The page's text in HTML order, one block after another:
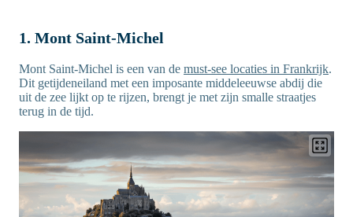
1. Mont Saint-Michel
Mont Saint-Michel is een van de must-see locaties in Frankrijk.
Dit getijdeneiland met een imposante middeleeuwse abdij die
uit de zee lijkt op te rijzen, brengt je met zijn smalle straatjes
terug in de tijd.